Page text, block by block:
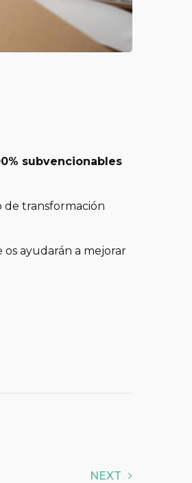
subvencionables
de transformación
ayudarán a mejorar
NEXT